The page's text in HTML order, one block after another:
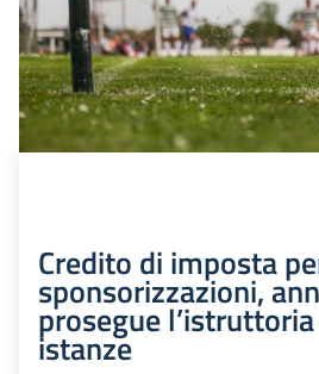
Credito di imposta
sponsorizzazioni,
prosegue
istanze